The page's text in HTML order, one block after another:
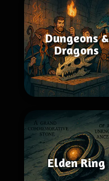
Dungeons &
Dragons
Elden Ring